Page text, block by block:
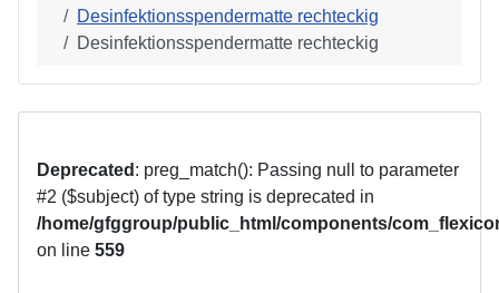
Desinfektionsspendermatte rechteckig
Desinfektionsspendermatte rechteckig
Deprecated : preg_match(): Passing null to parameter
#2 ($subject) of type string is deprecated in
/home/gfggroup/public_html/components/
on line 559